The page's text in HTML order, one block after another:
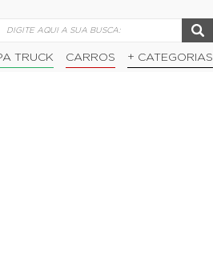
TRUCK CARROS + CATEGORIAS